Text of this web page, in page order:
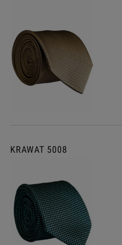
KRAWAT 5008